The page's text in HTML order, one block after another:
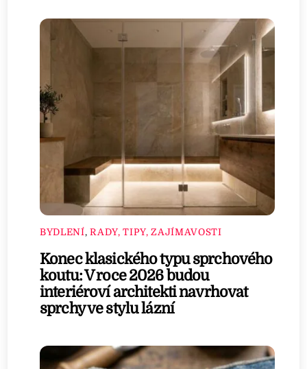
BYDLENÍ,RADY, TIPY, ZAJÍMAVOSTI
Konec klasického typu sprchového
koutu: V roce 2026 budou
interiéroví architekti navrhovat
sprchy ve stylu lázní